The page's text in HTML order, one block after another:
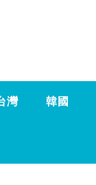
灣 韓國